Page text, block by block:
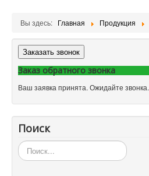
Вы здесь: Главная Продукция
Заказать звонок
Заказ обратного звонка
Ваш заявка принята. Ожидайте звонка.
Поиск
Искать...